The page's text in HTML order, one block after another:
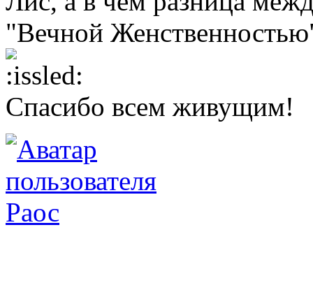
"Вечной
Спасибо всем живущим!
Раос